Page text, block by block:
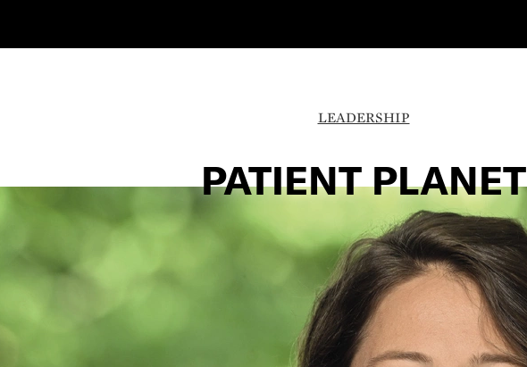
LEADERSHIP
PATIENT PLANET